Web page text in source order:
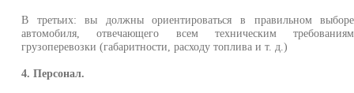
В третьих: вы должны ориентироваться в правильном выборе
автомобиля, отвечающего всем техническим требованиям
грузоперевозки (габаритности, расходу топлива и т. д.)
4. Персонал.